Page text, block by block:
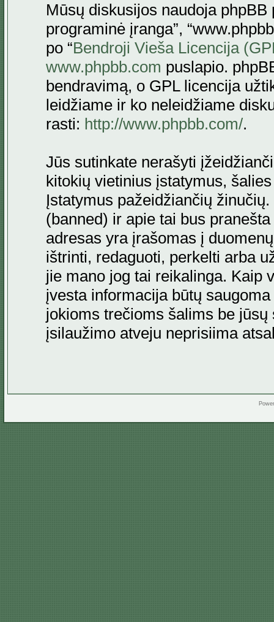
Mūsų diskusijos naudoja phpBB
programinė įranga”,
po “Bendroji Vieša Licencija
www.phpbb.com puslapio.
bendravimą, o GPL licencija
leidžiame ir ko neleidžiame
rasti: http://www.phpbb.com/.
Jūs sutinkate nerašyti
kitokių vietinius įstatymus,
Įstatymus pažeidžiančių
(banned) ir apie tai bus
adresas yra įrašomas į
ištrinti, redaguoti, perkelti arba
jie mano jog tai reikalinga. Kaip
įvesta informacija būtų
jokioms trečioms šalims be jūsų
įsilaužimo atveju neprisiima